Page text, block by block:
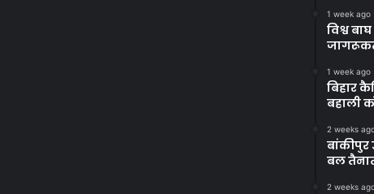
1 week ago
विश्व
1 week ago
बिहार
बहाली
2 weeks
बांकीपुर
बल
2 weeks